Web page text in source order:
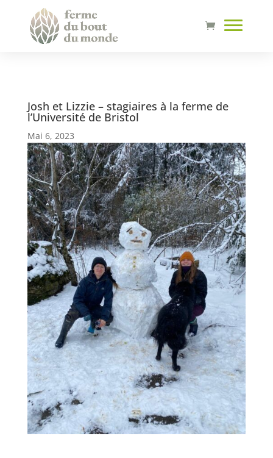
Josh et Lizzie – stagiaires à la ferme de
l’Université de Bristol
Mai 6, 2023